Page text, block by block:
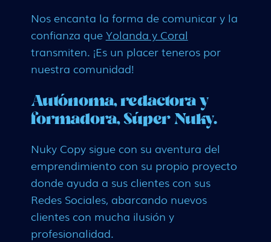
Nos encanta la forma de comunicar y la
confianza queYolanda y Coral
transmiten. ¡Es un placer teneros por
nuestra comunidad!
Autónoma, redactora y
formadora, Súper Nuky.
Nuky Copy sigue con su aventura del
emprendimiento con su propio proyecto
donde ayuda a sus clientes con sus
Redes Sociales, abarcando nuevos
clientes con mucha ilusión y
profesionalidad.